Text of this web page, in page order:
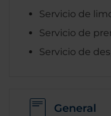
Servicio de
Servicio de
Servicio de
General